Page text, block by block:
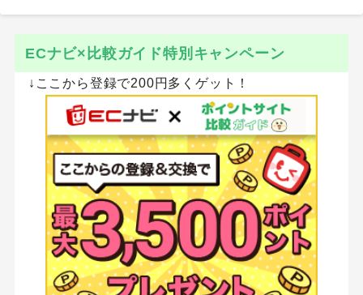
ECナビ×比較ガイド特別キャンペーン
↓ここから登録で200円多くゲット！